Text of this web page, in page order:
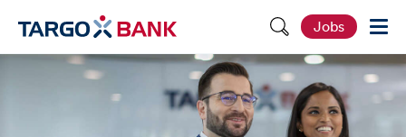
S
e
i
t
e
d
u
Jobs